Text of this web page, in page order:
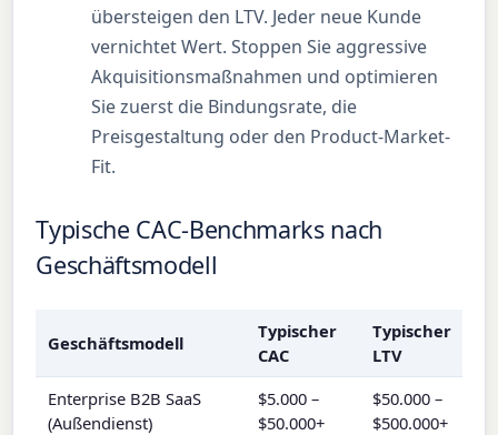
übersteigen den LTV. Jeder neue Kunde
vernichtet Wert. Stoppen Sie aggressive
Akquisitionsmaßnahmen und optimieren
Sie zuerst die Bindungsrate, die
Preisgestaltung oder den Product-Market-
Fit.
Typische CAC-Benchmarks nach
Geschäftsmodell
Geschäftsmodell
Typischer
CAC
Typischer
LTV
Enterprise B2B SaaS
(Außendienst)
$5.000 –
$50.000+
$50.000 –
$500.000+